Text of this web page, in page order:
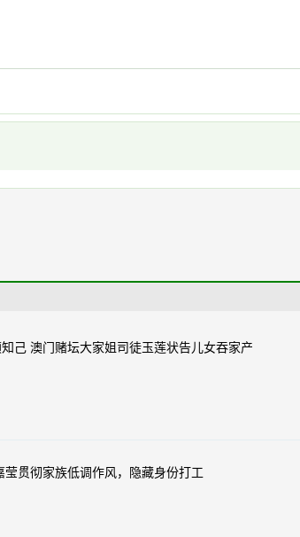
知己 澳门赌坛大家姐司徒玉莲状告儿女吞家产
莹贯彻家族低调作风，隐藏身份打工